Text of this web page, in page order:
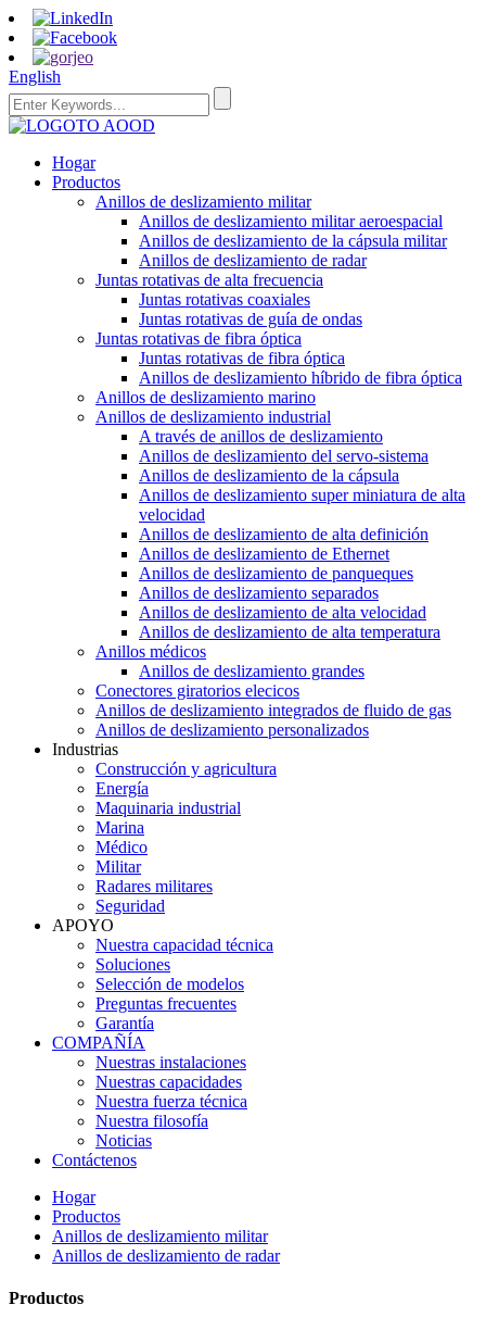
English
Hogar
Productos
Anillos de deslizamiento militar
Anillos de deslizamiento militar aeroespacial
Anillos de deslizamiento de la cápsula militar
Anillos de deslizamiento de radar
Juntas rotativas de alta frecuencia
Juntas rotativas coaxiales
Juntas rotativas de guía de ondas
Juntas rotativas de fibra óptica
Juntas rotativas de fibra óptica
Anillos de deslizamiento híbrido de fibra óptica
Anillos de deslizamiento marino
Anillos de deslizamiento industrial
A través de anillos de deslizamiento
Anillos de deslizamiento del servo-sistema
Anillos de deslizamiento de la cápsula
Anillos de deslizamiento super miniatura de alta
velocidad
Anillos de deslizamiento de alta definición
Anillos de deslizamiento de Ethernet
Anillos de deslizamiento de panqueques
Anillos de deslizamiento separados
Anillos de deslizamiento de alta velocidad
Anillos de deslizamiento de alta temperatura
Anillos médicos
Anillos de deslizamiento grandes
Conectores giratorios elecicos
Anillos de deslizamiento integrados de fluido de gas
Anillos de deslizamiento personalizados
Industrias
Construcción y agricultura
Energía
Maquinaria industrial
Marina
Médico
Militar
Radares militares
Seguridad
APOYO
Nuestra capacidad técnica
Soluciones
Selección de modelos
Preguntas frecuentes
Garantía
COMPAÑÍA
Nuestras instalaciones
Nuestras capacidades
Nuestra fuerza técnica
Nuestra filosofía
Noticias
Contáctenos
Hogar
Productos
Anillos de deslizamiento militar
Anillos de deslizamiento de radar
Productos